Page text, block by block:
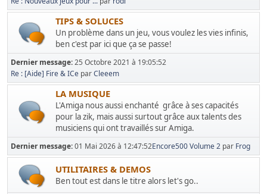
TIPS & SOLUCES
Un problème dans un jeu, vous voulez les vies infinis,
ben c'est par ici que ça se passe!
Dernier message:25 Octobre 2021 à 19:05:52
Re : [Aide] Fire & ICe parCleeem
LA MUSIQUE
L'Amiga nous aussi enchanté grâce à ses capacités
pour la zik, mais aussi surtout grâce aux talents des
musiciens qui ont travaillés sur Amiga.
Dernier message:01 Mai 2026 à 12:47:52Encore500 Volume 2 par Frog
UTILITAIRES & DEMOS
Ben tout est dans le titre alors let's go..